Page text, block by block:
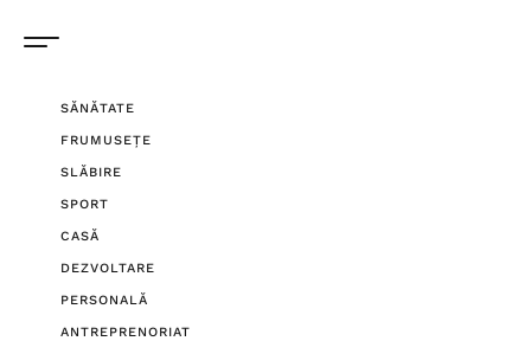
SĂNĂTATE
FRUMUSEȚE
SLĂBIRE
SPORT
CASĂ
DEZVOLTARE
PERSONALĂ
ANTREPRENORIAT